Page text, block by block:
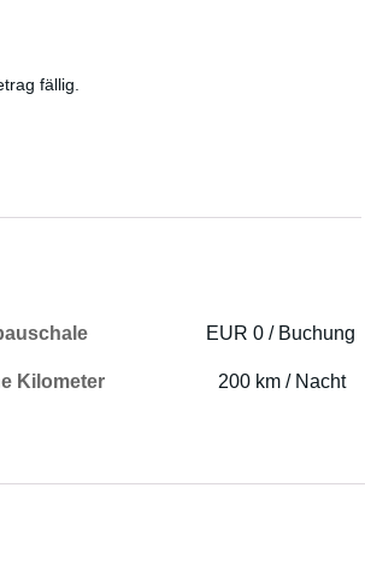
fällig.
EUR 0 / Buchung
Kilometer 200 km / Nacht